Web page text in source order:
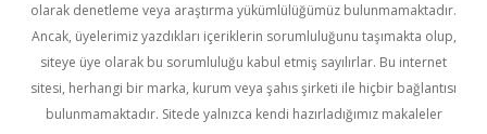
olarak denetleme veya araştırma yükümlülüğümüz bulunmamaktadır.
Ancak, üyelerimiz yazdıkları içeriklerin sorumluluğunu taşımakta olup,
siteye üye olarak bu sorumluluğu kabul etmiş sayılırlar. Bu internet
sitesi, herhangi bir marka, kurum veya şahıs şirketi ile hiçbir bağlantısı
bulunmamaktadır. Sitede yalnızca kendi hazırladığımız makaleler